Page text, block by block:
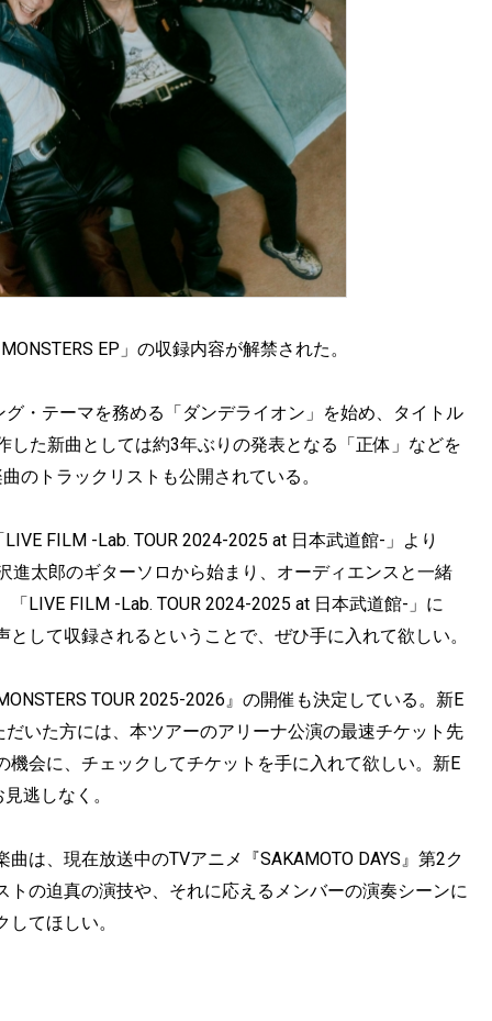
EP」の収録内容が解禁された。
・テーマを務める「ダンデライオン」を始め、タイトル
した新曲としては約3年ぶりの発表となる「正体」などを
のトラックリストも公開されている。
FILM -Lab. TOUR 2024-2025 at 日本武道館-」より
進太郎のギターソロから始まり、オーディエンスと一緒
LIVE FILM -Lab. TOUR 2024-2025 at 日本武道館-」に
して収録されるということで、ぜひ手に入れて欲しい。
TOUR 2025-2026』の開催も決定している。新E
だいた方には、本ツアーのアリーナ公演の最速チケット先
会に、チェックしてチケットを手に入れて欲しい。新E
逃しなく。
は、現在放送中のTVアニメ『SAKAMOTO DAYS』第2ク
の迫真の演技や、それに応えるメンバーの演奏シーンに
てほしい。